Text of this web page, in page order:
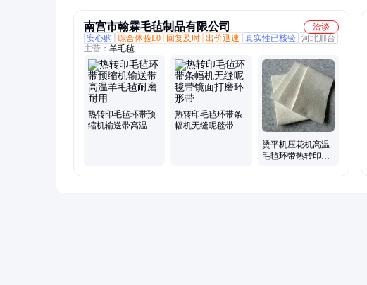
南宫市翰霖毛毡制品有限公司
洽谈
安心购
综合体验L0 回复及时 出价迅速 真实性已核验 河北邢台
主营： 羊毛毡
热转印毛毡环带预
缩机输送带高温羊
热转印毛毡环带条
幅机无缝呢毯带镜
烫平机压花机高温
毛毡环带热转印呢